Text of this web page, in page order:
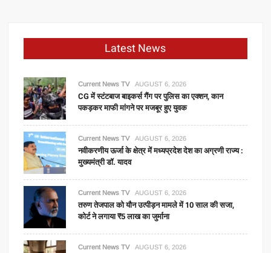
Latest News
Current News TV AUGUST 6, 2026
CG में स्टंटबाज बाइकर्स गैंग पर पुलिस का एक्शन, कान
पकड़कर माफी मांगने पर मजबूर हुए युवक
Current News TV AUGUST 6, 2026
नवीकरणीय ऊर्जा के क्षेत्र में मध्यप्रदेश देश का अग्रणी राज्य :
मुख्यमंत्री डॉ. यादव
Current News TV AUGUST 6, 2026
तरुण तेजपाल को यौन उत्पीड़न मामले में 10 साल की सजा,
कोर्ट ने लगाया ₹5 लाख का जुर्माना
Current News TV AUGUST 6, 2026